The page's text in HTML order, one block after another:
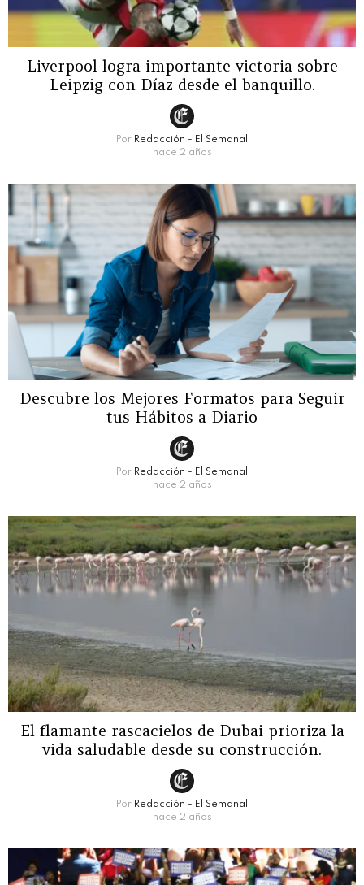
Liverpool logra importante victoria sobre
Leipzig con Díaz desde el banquillo.
Por Redacción - El Semanal
hace 2 años
Descubre los Mejores Formatos para Seguir
tus Hábitos a Diario
Por Redacción - El Semanal
hace 2 años
El flamante rascacielos de Dubai prioriza la
vida saludable desde su construcción.
Por Redacción - El Semanal
hace 2 años